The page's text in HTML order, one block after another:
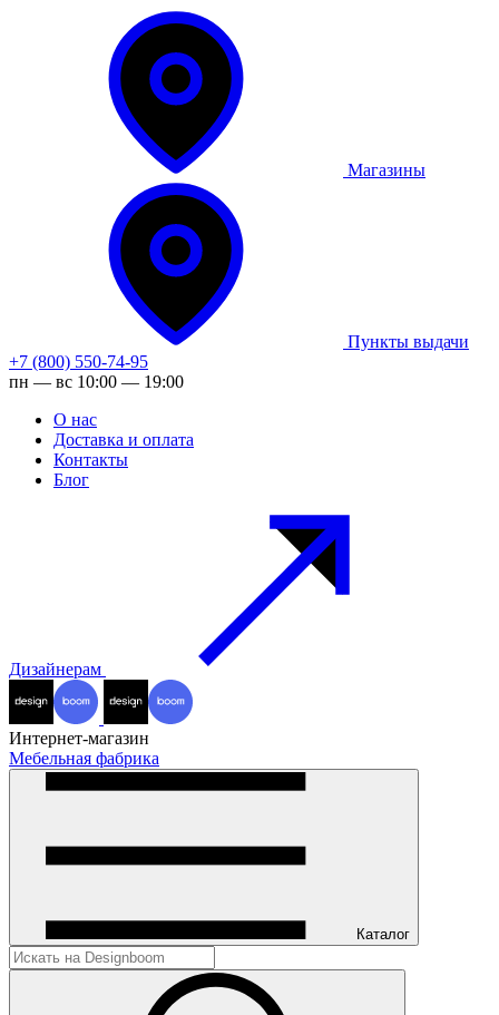
Магазины
Пункты выдачи
+7 (800) 550-74-95
пн — вс 10:00 — 19:00
О нас
Доставка и оплата
Контакты
Блог
Дизайнерам
Интернет-магазин
Мебельная фабрика
Каталог